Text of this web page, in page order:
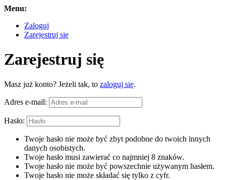
Menu:
Zaloguj
Zarejestruj się
Zarejestruj się
Masz już konto? Jeżeli tak, to zaloguj się.
Adres e-mail:
Hasło:
Twoje hasło nie może być zbyt podobne do twoich innych
danych osobistych.
Twoje hasło musi zawierać co najmniej 8 znaków.
Twoje hasło nie może być powszechnie używanym hasłem.
Twoje hasło nie może składać się tylko z cyfr.